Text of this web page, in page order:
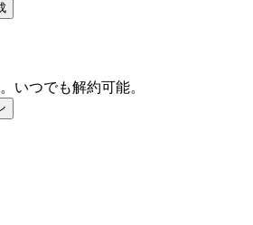
いつでも解約可能。